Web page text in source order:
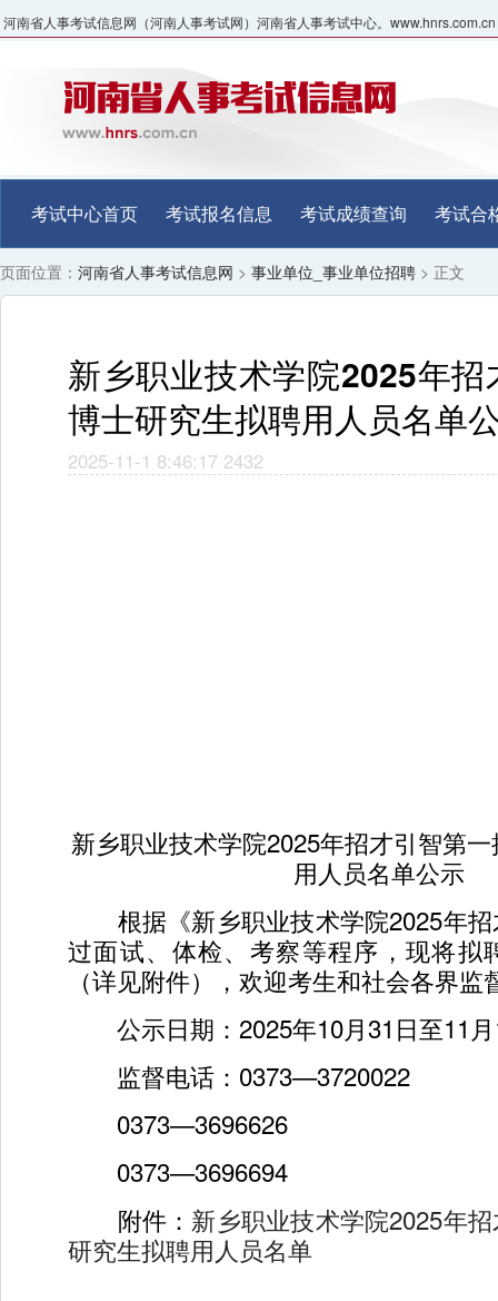
河南省人事考试信息网（河南人事考试网）河南省人事考试中心。www.hnrs.com.cn
考试中心首页 考试报名信息 考试成绩查询 考试合
页面位置： 河南省人事考试信息网 > 事业单位_事业单位招聘 > 正文
新乡职业技术学院2025年
博士研究生拟聘用人员名单
2025-11-1 8:46:17 2432
新乡职业技术学院2025年招才引智第
用人员名单公示
根据《新乡职业技术学院2025年招
过面试、体检、考察等程序，现将拟
（详见附件），欢迎考生和社会各界监
公示日期：2025年10月31日至11
监督电话：0373—3720022
0373—3696626
0373—3696694
附件： 新乡职业技术学院2025年
研究生拟聘用人员名单